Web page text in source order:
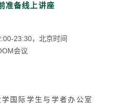
准备线上讲座
23:30，北京时间
会议
国际学生与学者办公室